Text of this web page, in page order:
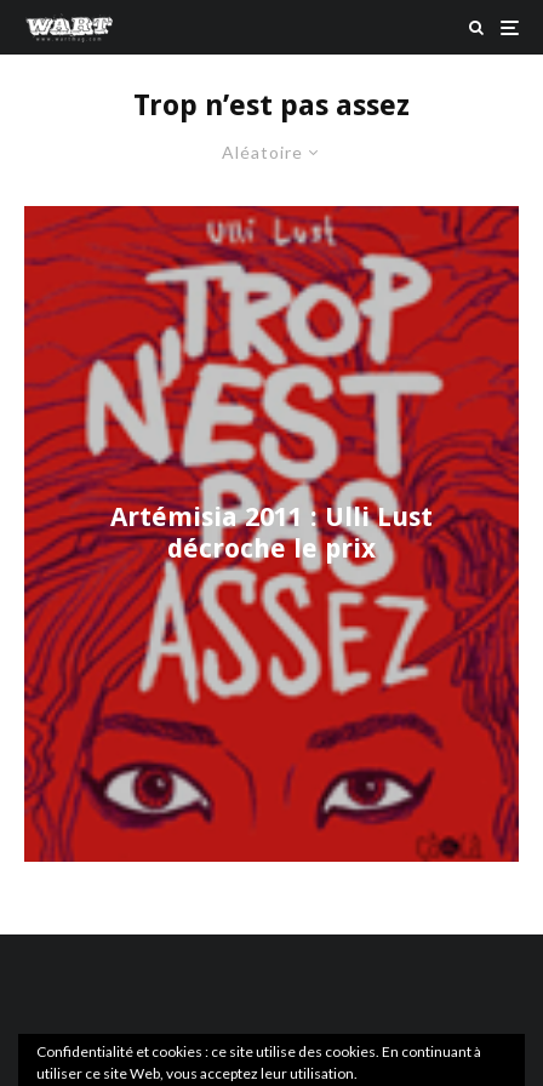
Trop n’est pas assez
Aléatoire
Artémisia 2011 : Ulli Lust
décroche le prix
Confidentialité et cookies : ce site utilise des cookies. En continuant à
utiliser ce site Web, vous acceptez leur utilisation.